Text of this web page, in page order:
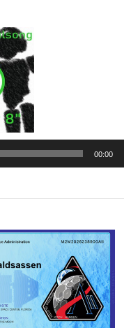
00:00